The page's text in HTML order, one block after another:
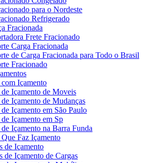
para o Nordeste
Refrigerado
Fracionada
Frete Fracionado
Carga Fracionada
de Carga Fracionada para Todo o Brasil
Fracionado
Içamento
Içamento de Moveis
Içamento de Mudanças
Içamento em São Paulo
Içamento em Sp
Içamento na Barra Funda
Faz Içamento
de Içamento
de Içamento de Cargas